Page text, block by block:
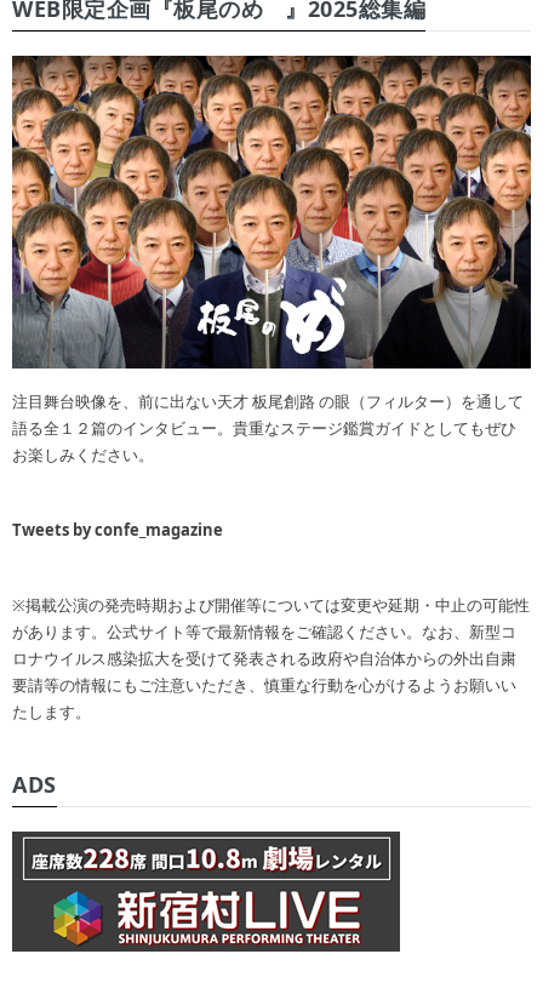
WEB限定企画『板尾のめ゙』2025総集編
注目舞台映像を、前に出ない天才 板尾創路 の眼（フィルター）を通して
語る全１２篇のインタビュー。貴重なステージ鑑賞ガイドとしてもぜひ
お楽しみください。
Tweets by confe_magazine
※掲載公演の発売時期および開催等については変更や延期・中止の可能性
があります。公式サイト等で最新情報をご確認ください。なお、新型コ
ロナウイルス感染拡大を受けて発表される政府や自治体からの外出自粛
要請等の情報にもご注意いただき、慎重な行動を心がけるようお願いい
たします。
ADS